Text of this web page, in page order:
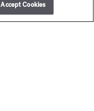
Accept Cookies